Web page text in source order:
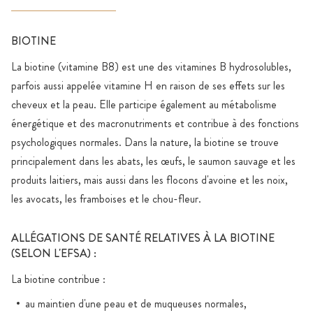
BIOTINE
La biotine (vitamine B8) est une des vitamines B hydrosolubles,
parfois aussi appelée vitamine H en raison de ses effets sur les
cheveux et la peau. Elle participe également au métabolisme
énergétique et des macronutriments et contribue à des fonctions
psychologiques normales. Dans la nature, la biotine se trouve
principalement dans les abats, les œufs, le saumon sauvage et les
produits laitiers, mais aussi dans les flocons d'avoine et les noix,
les avocats, les framboises et le chou-fleur.
ALLÉGATIONS DE SANTÉ RELATIVES À LA BIOTINE
(SELON L'EFSA) :
La biotine contribue :
au maintien d'une peau et de muqueuses normales,